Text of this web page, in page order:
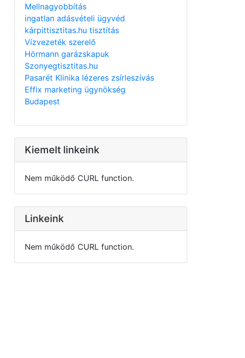
Mellnagyobbítás
ingatlan adásvételi ügyvéd
kárpittisztitas.hu tisztítás
Vízvezeték szerelő
Hörmann garázskapuk
Szonyegtisztitas.hu
Pasarét Klinika lézeres zsírleszívás
Effix marketing ügynökség
Budapest
Kiemelt linkeink
Nem működő CURL function.
Linkeink
Nem működő CURL function.